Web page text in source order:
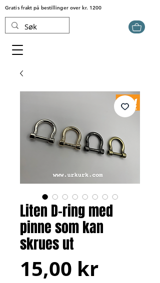
Gratis frakt på bestillinger over kr. 1200
Liten D-ring med
pinne som kan
skrues ut
15,00 krPris